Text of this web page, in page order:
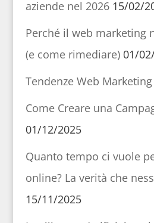
aziende nel 2026 15/02/
Perché il web marketing
(e come rimediare) 01/
Tendenze Web
Come Creare una
01/12/2025
Quanto tempo ci vuole
online? La verità che
15/11/2025